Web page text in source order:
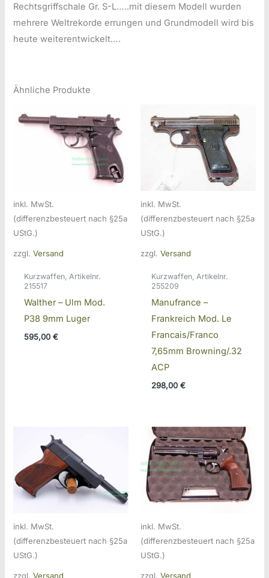
Rechtsgriffschale Gr. S-L…..mit diesem Modell wurden
mehrere Weltrekorde errungen und Grundmodell wird bis
heute weiterentwickelt….
Ähnliche Produkte
inkl. MwSt.
(differenzbesteuert nach §25a
UStG.)
zzgl.Versand
Kurzwaffen, Artikelnr.
215517
Walther – Ulm Mod.
P38 9mm Luger
595,00 €
inkl. MwSt.
(differenzbesteuert nach §25a
UStG.)
zzgl. Versand
Kurzwaffen, Artikelnr.
255209
Manufrance –
Frankreich Mod. Le
Francais/Franco
7,65mm Browning/.32
ACP
298,00 €
inkl. MwSt.
(differenzbesteuert nach §25a
UStG.)
zzgl.Versand
inkl. MwSt.
(differenzbesteuert nach §25a
UStG.)
zzgl. Versand